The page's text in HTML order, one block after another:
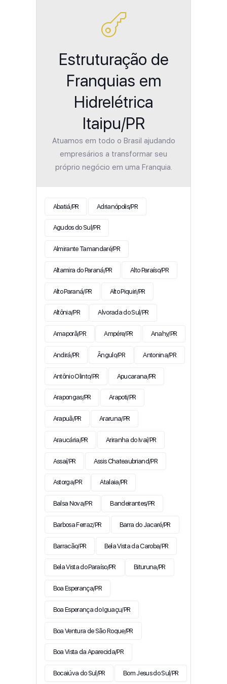
Estruturação de
Franquias em
Hidrelétrica
Itaipu/PR
Atuamos em todo o Brasil ajudando
empresários a transformar seu
próprio negócio em uma Franquia.
Abatiá/PR Adrianópolis/PR
Agudos do Sul/PR
Almirante Tamandaré/PR
Altamira do Paraná/PR Alto Paraíso/PR
Alto Paraná/PR Alto Piquiri/PR
Altônia/PR Alvorada do Sul/PR
Amaporã/PR Ampére/PR Anahy/PR
Andirá/PR Ângulo/PR Antonina/PR
Antônio Olinto/PR Apucarana/PR
Arapongas/PR Arapoti/PR
Arapuã/PR Araruna/PR
Araucária/PR Ariranha do Ivaí/PR
Assaí/PR Assis Chateaubriand/PR
Astorga/PR Atalaia/PR
Balsa Nova/PR Bandeirantes/PR
Barbosa Ferraz/PR Barra do Jacaré/PR
Barracão/PR Bela Vista da Caroba/PR
Bela Vista do Paraíso/PR Bituruna/PR
Boa Esperança/PR
Boa Esperança do Iguaçu/PR
Boa Ventura de São Roque/PR
Boa Vista da Aparecida/PR
Bocaiúva do Sul/PR Bom Jesus do Sul/PR